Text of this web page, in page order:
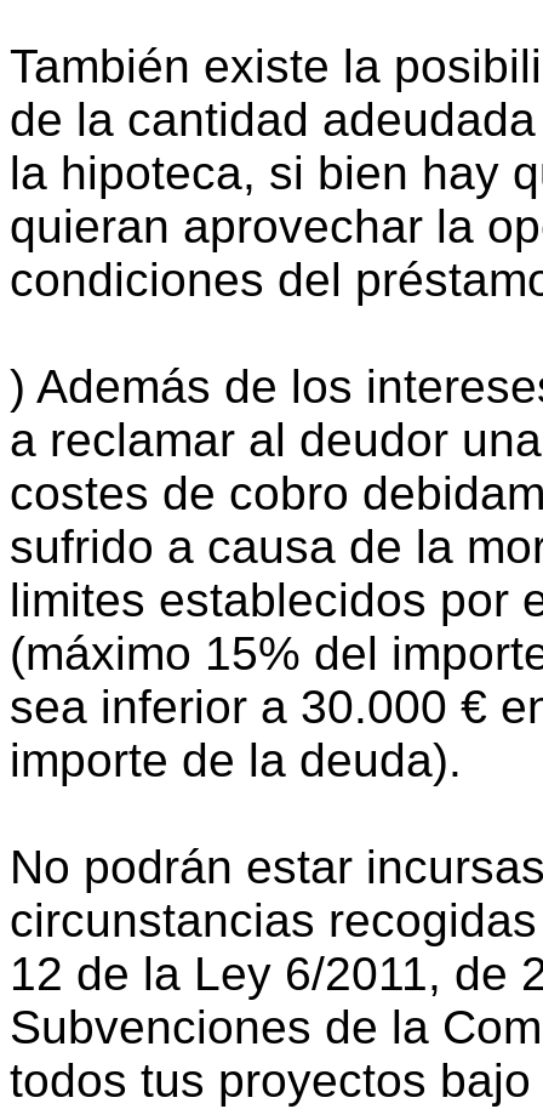
También existe la
de la cantidad
la hipoteca, si bien hay
quieran aprovechar la
condiciones del
) Además de los
a reclamar al deudor
costes de cobro
sufrido a causa de la
limites establecidos por
(máximo 15% del
sea inferior a 30.000 €
importe de la deuda).
No podrán estar
circunstancias
12 de la Ley 6/2011, de
Subvenciones de la
todos tus proyectos